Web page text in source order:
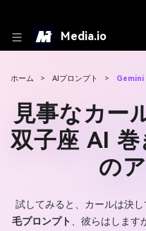
Media.io
ホーム > AIプロンプト >
見事なカー
双子座 AI 巻
の
試してみると、カールは決
毛プロンプト、彼らはします